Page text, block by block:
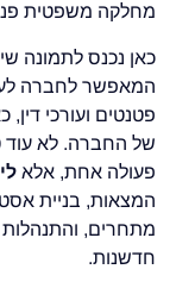
מחלקה משפטית
כאן נכנס לתמונה
המאפשר לחברה
פטנטים ועורכי דין,
של החברה. לא עוד
פעולה אחת, אלא
המצאות, בניית
מתחרים, והתנהלות
חדשנות.